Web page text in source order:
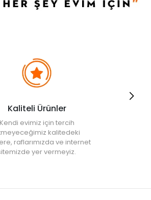
oluşabilir. "
Kaliteli Ürünler
Kendi evimiz için tercih
kalitedeki
raflarımızda ve internet
yer vermeyiz.